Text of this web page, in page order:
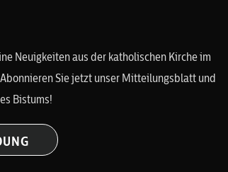
Neuigkeiten aus der katholischen Kirche im
Sie jetzt unser Mitteilungsblatt und
Bistums!